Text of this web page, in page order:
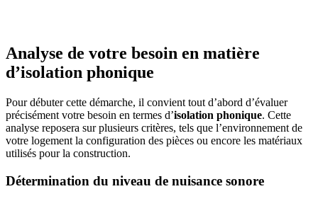
Analyse de votre besoin en matière
d’isolation phonique
Pour débuter cette démarche, il convient tout d’abord d’évaluer
précisément votre besoin en termes d’isolation phonique. Cette
analyse reposera sur plusieurs critères, tels que l’environnement de
votre logement la configuration des pièces ou encore les matériaux
utilisés pour la construction.
Détermination du niveau de nuisance sonore